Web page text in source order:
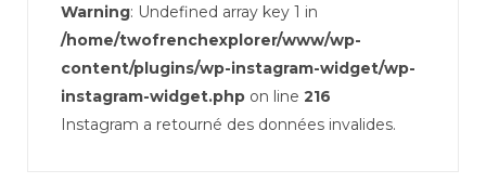
Warning: Undefined array key 1 in
/home/twofrenchexplorer/www/wp-
content/plugins/wp-instagram-widget/wp-
instagram-widget.php on line 216
Instagram a retourné des données invalides.